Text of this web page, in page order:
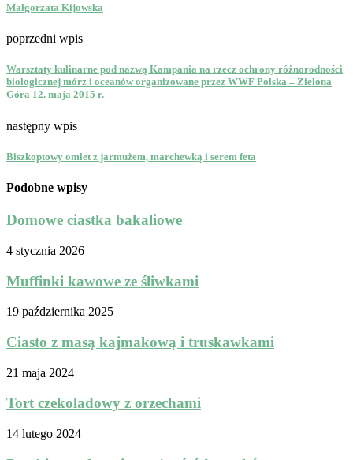
Małgorzata Kijowska
poprzedni wpis
Warsztaty kulinarne pod nazwą Kampania na rzecz ochrony różnorodności
biologicznej mórz i oceanów organizowane przez WWF Polska – Zielona
Góra 12. maja 2015 r.
następny wpis
Biszkoptowy omlet z jarmużem, marchewką i serem feta
Podobne wpisy
Domowe ciastka bakaliowe
4 stycznia 2026
Muffinki kawowe ze śliwkami
19 października 2025
Ciasto z masą kajmakową i truskawkami
21 maja 2024
Tort czekoladowy z orzechami
14 lutego 2024